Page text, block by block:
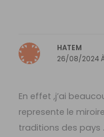
HATEM
26/08/2024 À
En effet ,j’ai
represente le
traditions des pays